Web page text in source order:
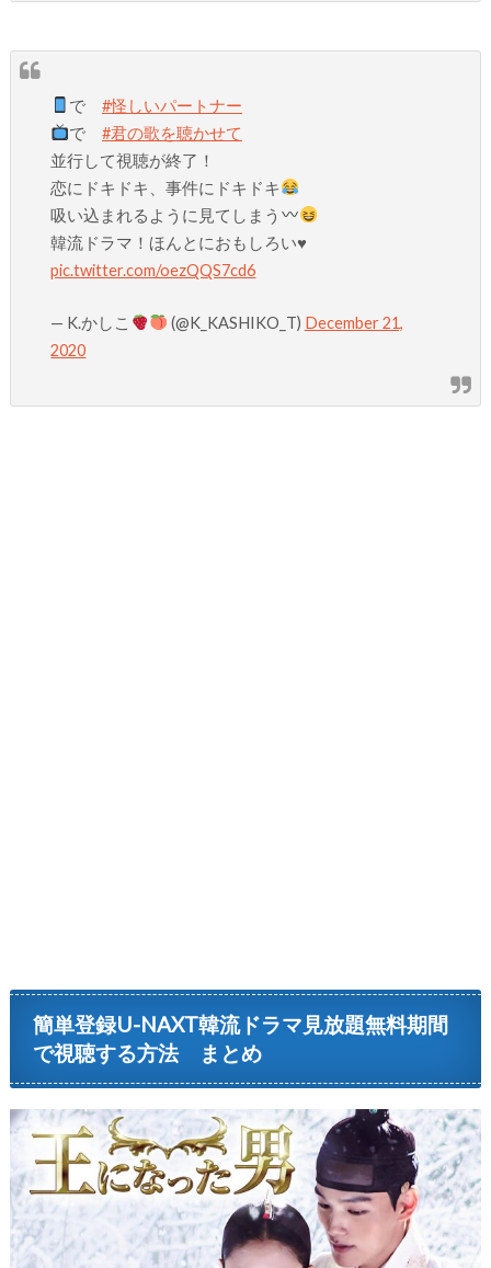
で#怪しいパートナー
で#君の歌を聴かせて
並行して視聴が終了！
恋にドキドキ、事件にドキドキ
吸い込まれるように見てしまう
韓流ドラマ！ほんとにおもしろい♥️
pic.twitter.com/oezQQS7cd6
— K.かしこ (@K_KASHIKO_T) December 21,
2020
簡単登録U-NAXT韓流ドラマ見放題無料期間
で視聴する方法 まとめ